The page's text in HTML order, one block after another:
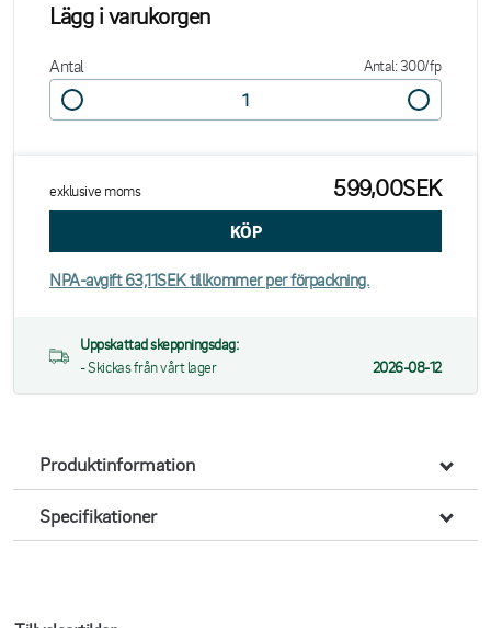
Lägg i varukorgen
Antal Antal: 300/fp
exklusive moms 599,00SEK
NPA-avgift 63,11SEK tillkommer per förpackning.
Uppskattad skeppningsdag:
- Skickas från vårt lager
2026-08-12
Produktinformation
Specifikationer